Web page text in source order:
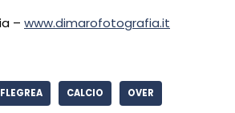
– www.dimarofotografia.it
CALCIO OVER